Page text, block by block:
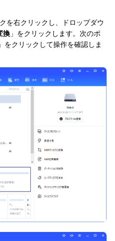
を右クリックし、ドロップダウ
換 」をクリックします。次のポ
をクリックして操作を確認しま